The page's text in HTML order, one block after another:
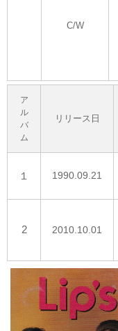
C/W
ア
ル
バ
ム
リリース日
１ 1990.09.21
2 2010.10.01